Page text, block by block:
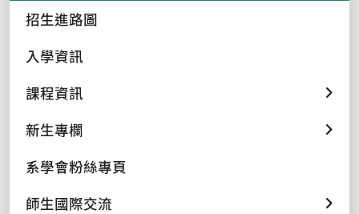
招生進路圖
入學資訊
課程資訊
新生專欄
系學會粉絲專頁
師生國際交流